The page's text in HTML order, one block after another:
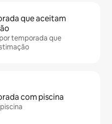
que aceitam
temporada que
com piscina